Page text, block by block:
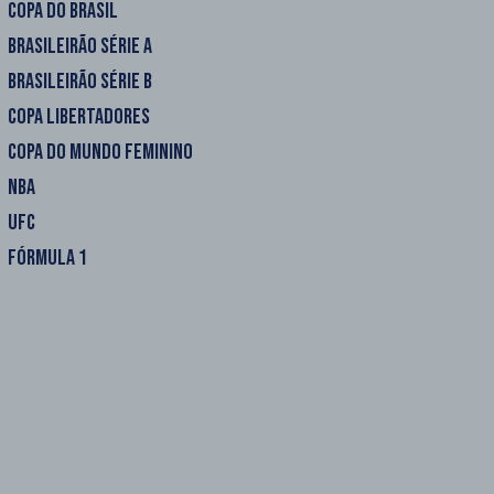
COPA DO BRASIL
BRASILEIRÃO SÉRIE A
BRASILEIRÃO SÉRIE B
COPA LIBERTADORES
COPA DO MUNDO FEMININO
NBA
UFC
FÓRMULA 1